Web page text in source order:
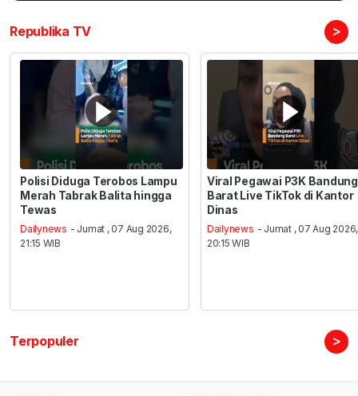
Republika TV >
Polisi Diduga Terobos Lampu
Merah Tabrak Balita hingga
Tewas
Dailynews - Jumat , 07 Aug 2026,
21:15 WIB
Viral Pegawai P3K Bandung
Barat Live TikTok di Kantor
Dinas
Dailynews - Jumat , 07 Aug 2026,
20:15 WIB
Terpopuler >